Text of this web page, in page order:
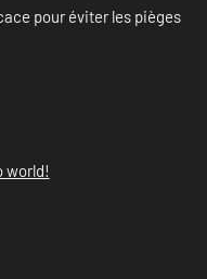
pour éviter les pièges
world!